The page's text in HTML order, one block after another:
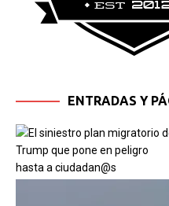
ENTRADAS Y